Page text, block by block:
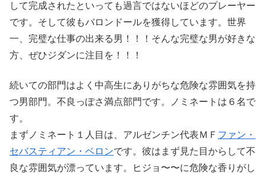
して完成されたといっても過言ではないほどのプレーヤー
です。そして彼もバロンドールを獲得しています。世界
一、完璧な仕事の出来る男！！！そんな完璧な男が好きな
方、ぜひジダンに注目を！！！
続いての部門はよく中高生にありがちな危険な雰囲気を持
つ男部門。不良っぽさ満点部門です。ノミネートは６名で
す。
まずノミネート１人目は、アルゼンチン代表ＭＦ ファン・
セバスティアン・ベロンです。彼はまず見た目からして不
良な雰囲気が漂っています。ヒジョ〜〜に危険な香りがし